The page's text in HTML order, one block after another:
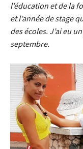
l’éducation et de la
et l’année de stage
des écoles. J’ai eu
septembre.